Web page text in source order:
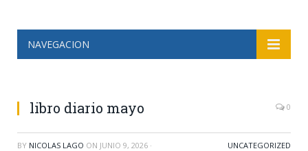
NAVEGACION
libro diario mayo 0
BY NICOLAS LAGO ON JUNIO 9, 2026 · UNCATEGORIZED